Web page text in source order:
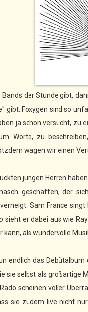
der Stunde gibt,
gibt: Foxygen sind so
ja schon versucht, zu
Worte, zu
wagen wir einen
jungen Herren
geschaffen, der
Sam France
sieht er dabei aus wie
kann, als wundervolle
endlich das
sie selbst als großartige
scheinen voller
sie zudem live nicht